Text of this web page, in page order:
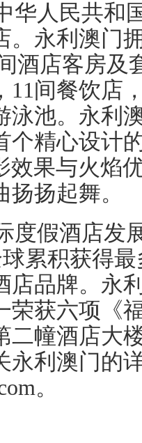
华人民共和
。永利澳门
酒店客房及
11间餐饮店
泳池。永利
个精心设计
效果与火焰
扬起舞。
度假酒店发
球累积获得
店品牌。永
荣获六项《
二幢酒店大
永利澳门的
。